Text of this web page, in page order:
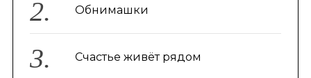
Обнимашки
Счастье живёт рядом